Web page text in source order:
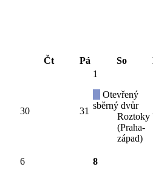
Čt Pá So
30 31
1
Otevřený
sběrný dvůr
Roztoky
(Praha-
západ)
6
8